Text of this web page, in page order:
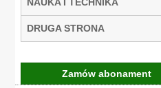
DRUGA STRONA
Zamów abonament